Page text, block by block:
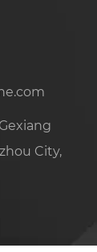
City,